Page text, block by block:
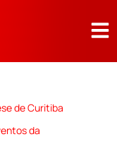
de Curitiba
da